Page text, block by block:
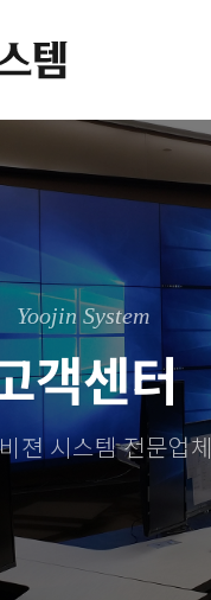
Yoojin System
객센터
젼 시스템 전문업체